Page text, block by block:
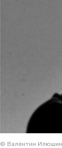
© Валентин